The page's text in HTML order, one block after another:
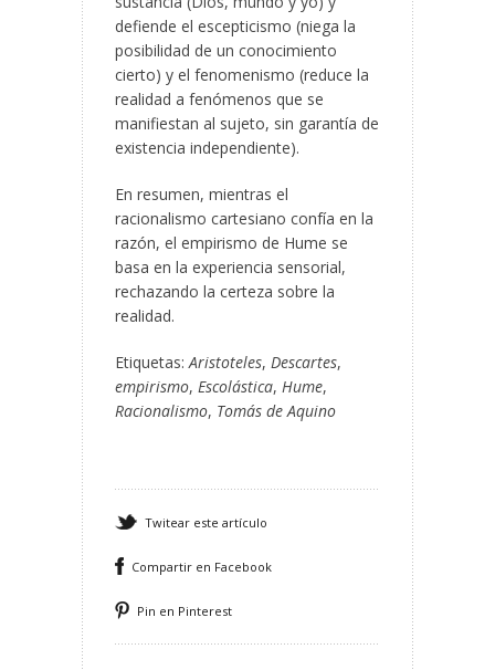
defiende el escepticismo (niega la
posibilidad de un conocimiento
cierto) y el fenomenismo (reduce la
realidad a fenómenos que se
manifiestan al sujeto, sin garantía de
existencia independiente).
En resumen, mientras el
racionalismo cartesiano confía en la
razón, el empirismo de Hume se
basa en la experiencia sensorial,
rechazando la certeza sobre la
realidad.
Etiquetas:Aristoteles, Descartes,
empirismo, Escolástica, Hume,
Racionalismo, Tomás de Aquino
Twitear este artículo
Compartir en Facebook
Pin en Pinterest